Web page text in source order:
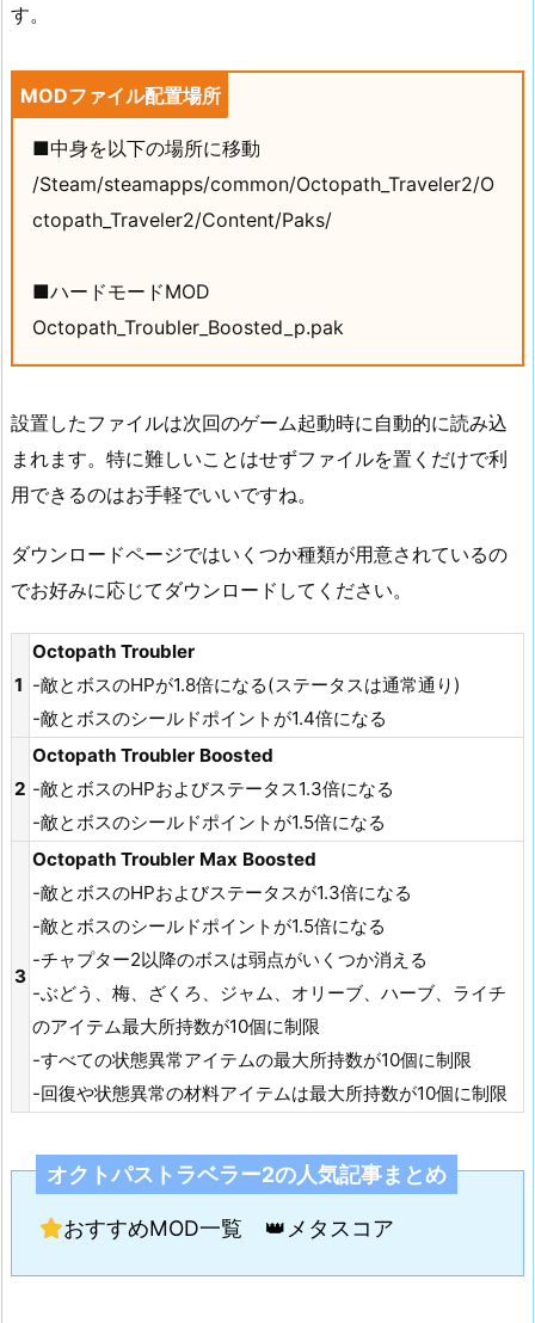
す。
MODファイル配置場所
■中身を以下の場所に移動
/Steam/steamapps/common/Octopath_Traveler2/O
ctopath_Traveler2/Content/Paks/
■ハードモードMOD
Octopath_Troubler_Boosted_p.pak
設置したファイルは次回のゲーム起動時に自動的に読み込
まれます。特に難しいことはせずファイルを置くだけで利
用できるのはお手軽でいいですね。
ダウンロードページではいくつか種類が用意されているの
でお好みに応じてダウンロードしてください。
1
Octopath Troubler
-敵とボスのHPが1.8倍になる(ステータスは通常通り)
-敵とボスのシールドポイントが1.4倍になる
2
Octopath Troubler Boosted
-敵とボスのHPおよびステータス1.3倍になる
-敵とボスのシールドポイントが1.5倍になる
3
Octopath Troubler Max Boosted
-敵とボスのHPおよびステータスが1.3倍になる
-敵とボスのシールドポイントが1.5倍になる
-チャプター2以降のボスは弱点がいくつか消える
-ぶどう、梅、ざくろ、ジャム、オリーブ、ハーブ、ライチ
のアイテム最大所持数が10個に制限
-すべての状態異常アイテムの最大所持数が10個に制限
-回復や状態異常の材料アイテムは最大所持数が10個に制限
オクトパストラベラー2の人気記事まとめ
おすすめMOD一覧 👑メタスコア